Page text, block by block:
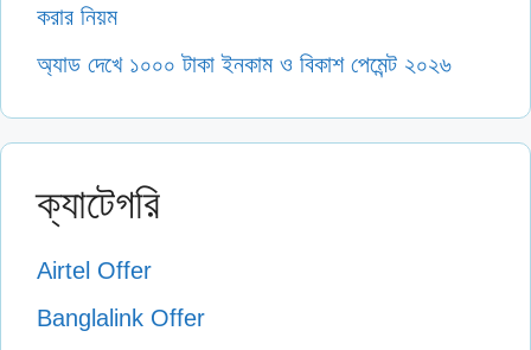
করার নিয়ম
অ্যাড দেখে ১০০০ টাকা ইনকাম ও বিকাশ পেমেন্ট ২০২৬
ক্যাটেগরি
Airtel Offer
Banglalink Offer